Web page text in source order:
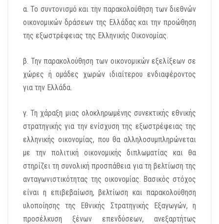
α. Το συντονισμό και την παρακολούθηση των διεθνών
οικονομικών δράσεων της Ελλάδας και την προώθηση
της εξωστρέφειας της Ελληνικής Οικονομίας.
β. Την παρακολούθηση των οικονομικών εξελίξεων σε
χώρες ή ομάδες χωρών ιδιαίτερου ενδιαφέροντος
για την Ελλάδα.
γ. Τη χάραξη μιας ολοκληρωμένης συνεκτικής εθνικής
στρατηγικής για την ενίσχυση της εξωστρέφειας της
ελληνικής οικονομίας, που θα αλληλοσυμπληρώνεται
με την πολιτική οικονομικής διπλωματίας και θα
στηρίζει τη συνολική προσπάθεια για τη βελτίωση της
ανταγωνιστικότητας της οικονομίας. Βασικός στόχος
είναι η επιβεβαίωση, βελτίωση και παρακολούθηση
υλοποίησης της Εθνικής Στρατηγικής Εξαγωγών, η
προσέλκυση ξένων επενδύσεων, ανεξαρτήτως